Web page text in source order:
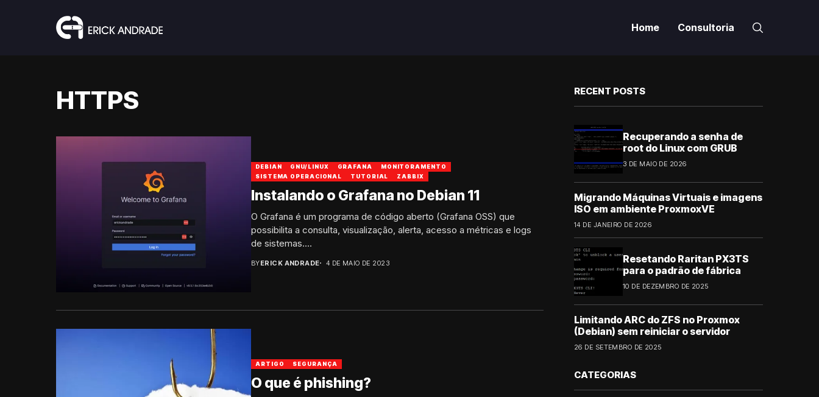
Home Consultoria
HTTPS
DEBIAN GNU/LINUX GRAFANA
MONITORAMENTO
SISTEMA OPERACIONAL
TUTORIAL ZABBIX
Instalando o Grafana no Debian 11
O Grafana é um programa de código aberto (Grafana OSS) que
possibilita a consulta, visualização, alerta, acesso a métricas e logs
de sistemas....
BYERICK ANDRADE 4 DE MAIO DE 2023
ARTIGO SEGURANÇA
O que é phishing?
RECENT POSTS
Recuperando a senha de
root do Linux com GRUB
3 DE MAIO DE 2026
Migrando Máquinas Virtuais e imagens
ISO em ambiente ProxmoxVE
14 DE JANEIRO DE 2026
Resetando Raritan PX3TS
para o padrão de fábrica
10 DE DEZEMBRO DE 2025
Limitando ARC do ZFS no Proxmox
(Debian) sem reiniciar o servidor
26 DE SETEMBRO DE 2025
CATEGORIAS